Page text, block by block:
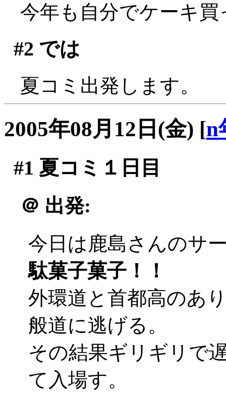
今年も自分でケーキ買
#2 では
夏コミ出発します。
2005年08月12日(金) [n
#1 夏コミ１日目
＠ 出発:
今日は鹿島さんのサ
駄菓子菓子！！
外環道と首都高のあ
般道に逃げる。
その結果ギリギリで
て入場す。